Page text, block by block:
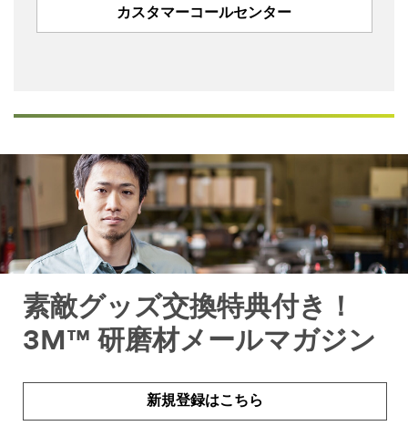
カスタマーコールセンター
素敵グッズ交換特典付き！
3M™ 研磨材メールマガジン
新規登録はこちら